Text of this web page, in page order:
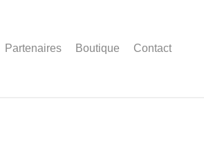
Partenaires Boutique Contact